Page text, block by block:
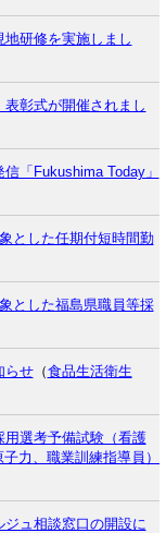
研修を実施しまし
彰式が開催されまし
「Fukushima Today」
とした任期付短時間勤
とした福島県職員等採
らせ（食品生活衛生
選考予備試験（看護
力、職業訓練指導員）
ュ相談窓口の開設に